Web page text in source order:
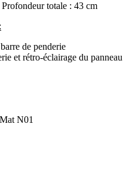
totale : 43 cm
de penderie
et rétro-éclairage du panneau
N01